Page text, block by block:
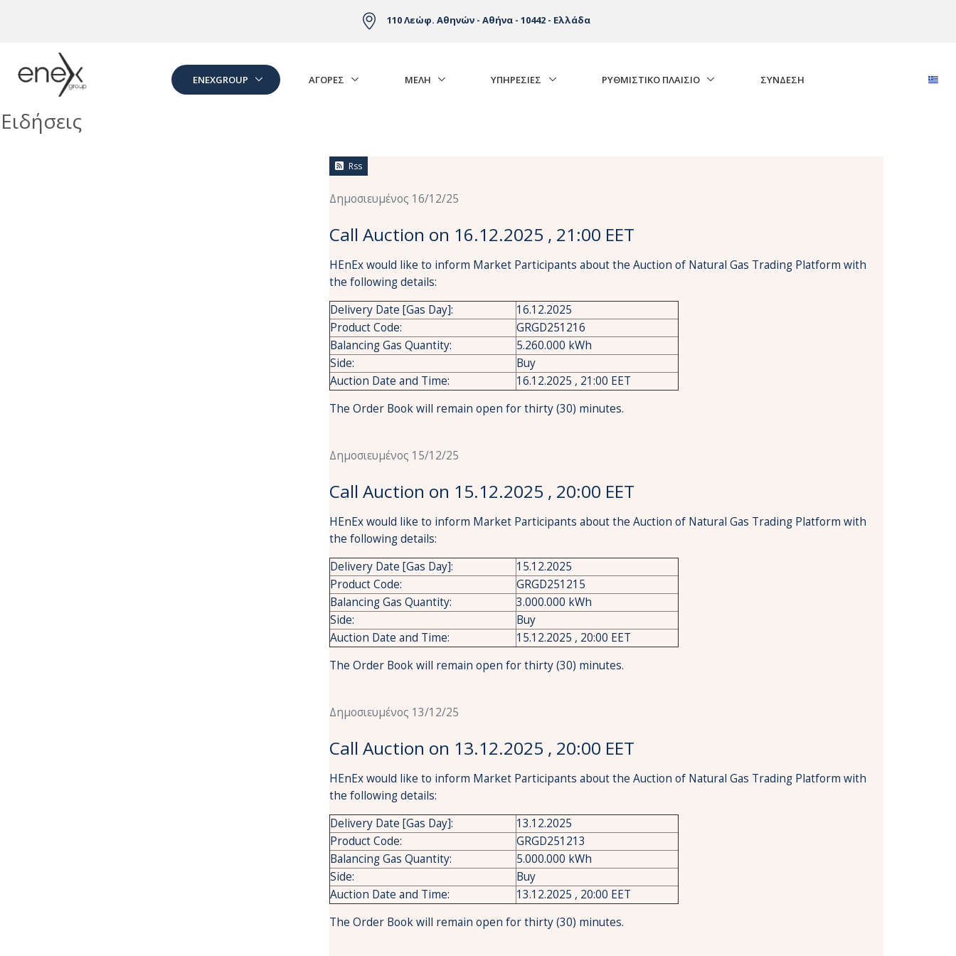
110 Λεώφ. Αθηνών - Αθήνα - 10442 - Ελλάδα
ENEXGROUP ΑΓΟΡΈΣ ΜΕΛΗ ΥΠΗΡΕΣΙΕΣ ΡΥΘΜΙΣΤΙΚΟ ΠΛΑΙΣΙΟ ΣΎΝΔΕΣΗ
Ειδήσεις
Rss
Δημοσιευμένος 16/12/25
Call Auction on 16.12.2025 , 21:00 EET
HEnEx would like to inform Market Participants about the Auction of Natural Gas Trading Platform with
the following details:
Delivery Date [Gas Day]:
16.12.2025
Product Code:
GRGD251216
Balancing Gas Quantity:
5.260.000 kWh
Side:
Buy
Auction Date and Time:
16.12.2025 , 21:00 EET
The Order Book will remain open for thirty (30) minutes.
Δημοσιευμένος 15/12/25
Call Auction on 15.12.2025 , 20:00 EET
HEnEx would like to inform Market Participants about the Auction of Natural Gas Trading Platform with
the following details:
Delivery Date [Gas Day]:
15.12.2025
Product Code:
GRGD251215
Balancing Gas Quantity:
3.000.000 kWh
Side:
Buy
Auction Date and Time:
15.12.2025 , 20:00 EET
The Order Book will remain open for thirty (30) minutes.
Δημοσιευμένος 13/12/25
Call Auction on 13.12.2025 , 20:00 EET
HEnEx would like to inform Market Participants about the Auction of Natural Gas Trading Platform with
the following details:
Delivery Date [Gas Day]:
13.12.2025
Product Code:
GRGD251213
Balancing Gas Quantity:
5.000.000 kWh
Side:
Buy
Auction Date and Time:
13.12.2025 , 20:00 EET
The Order Book will remain open for thirty (30) minutes.